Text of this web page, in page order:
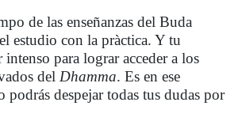
de las enseñanzas del Buda
estudio con la pràctica. Y tu
intenso para lograr acceder a los
del Dhamma. Es en ese
podrás despejar todas tus dudas por